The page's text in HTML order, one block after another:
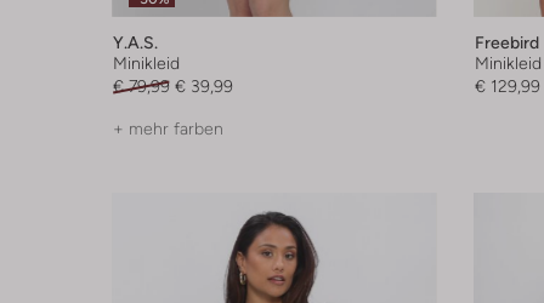
Y.a.s.
Minikleid
€ 79,99 € 39,99
+ mehr farben
Freebird
Minikleid
€ 129,99